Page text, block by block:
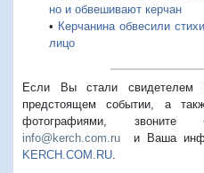
но и обвешивают керчан
• Керчанина обвесили
лицо
Если Вы стали свидетелем
предстоящем событии, а
фотографиями, звоните
info@kerch.com.ru и Ваша
KERCH.COM.RU